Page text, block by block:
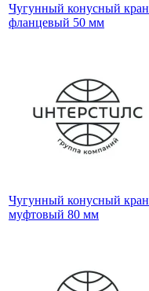
Чугунный конусный кран
фланцевый 50 мм
Чугунный конусный кран
муфтовый 80 мм